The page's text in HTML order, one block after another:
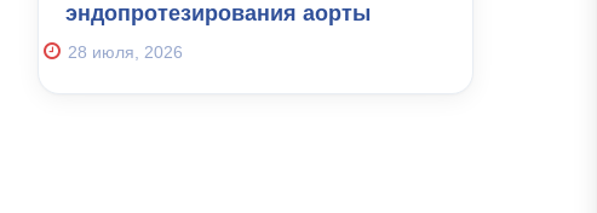
эндопротезирования аорты
28 июля, 2026